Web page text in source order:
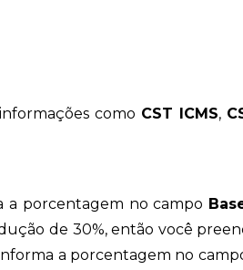
como CST ICMS,
a porcentagem no campo
de 30%, então você
a porcentagem no